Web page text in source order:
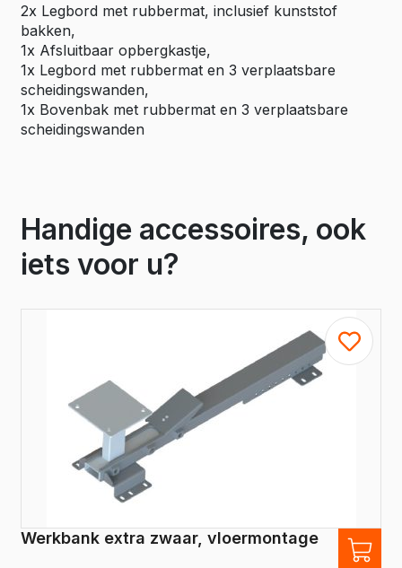
2x Legbord met rubbermat, inclusief kunststof
bakken,
1x Afsluitbaar opbergkastje,
1x Legbord met rubbermat en 3 verplaatsbare
scheidingswanden,
1x Bovenbak met rubbermat en 3 verplaatsbare
scheidingswanden
Handige accessoires, ook
iets voor u?
Werkbank extra zwaar, vloermontage